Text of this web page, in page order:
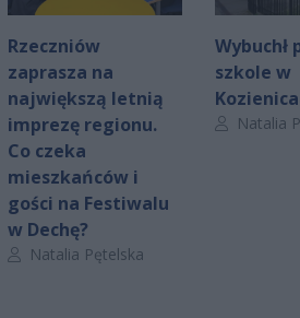
Rzeczniów
zaprasza na
największą letnią
imprezę regionu.
Co czeka
mieszkańców i
gości na Festiwalu
w Dechę?
Autor artykułu:
Natalia Pętelska
Wybuchł
szkole w
AutorNatalia